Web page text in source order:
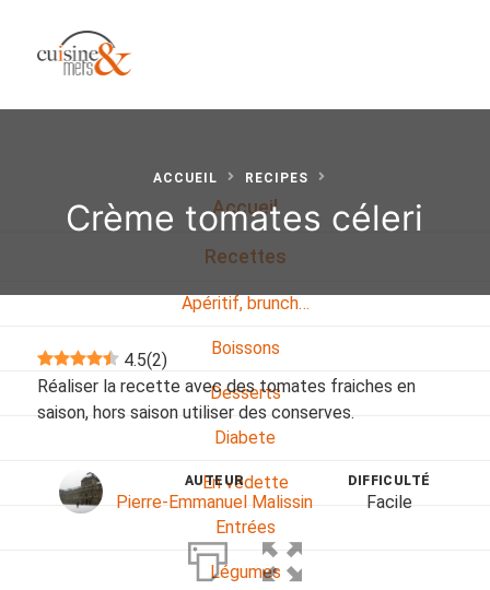
Accueil
Recettes
Apéritif, brunch…
Boissons
Desserts
Diabete
En vedette
Entrées
Légumes
ACCUEIL RECIPES
Crème tomates céleri
4.5(2)
Réaliser la recette avec des tomates fraiches en
saison, hors saison utiliser des conserves.
AUTEUR
Pierre-Emmanuel Malissin
DIFFICULTÉ
Facile